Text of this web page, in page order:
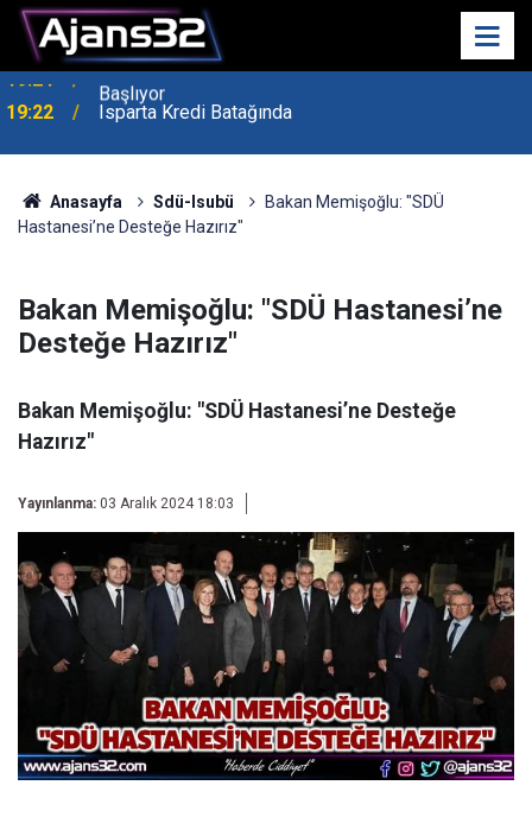
19:22 Isparta Kredi Batağında
Anasayfa Sdü-Isubü
Bakan Memişoğlu: "SDÜ
Hastanesi’ne Desteğe Hazırız"
Bakan Memişoğlu: "SDÜ Hastanesi’ne
Desteğe Hazırız"
Bakan Memişoğlu: "SDÜ Hastanesi’ne Desteğe
Hazırız"
Yayınlanma: 03 Aralık 2024 18:03